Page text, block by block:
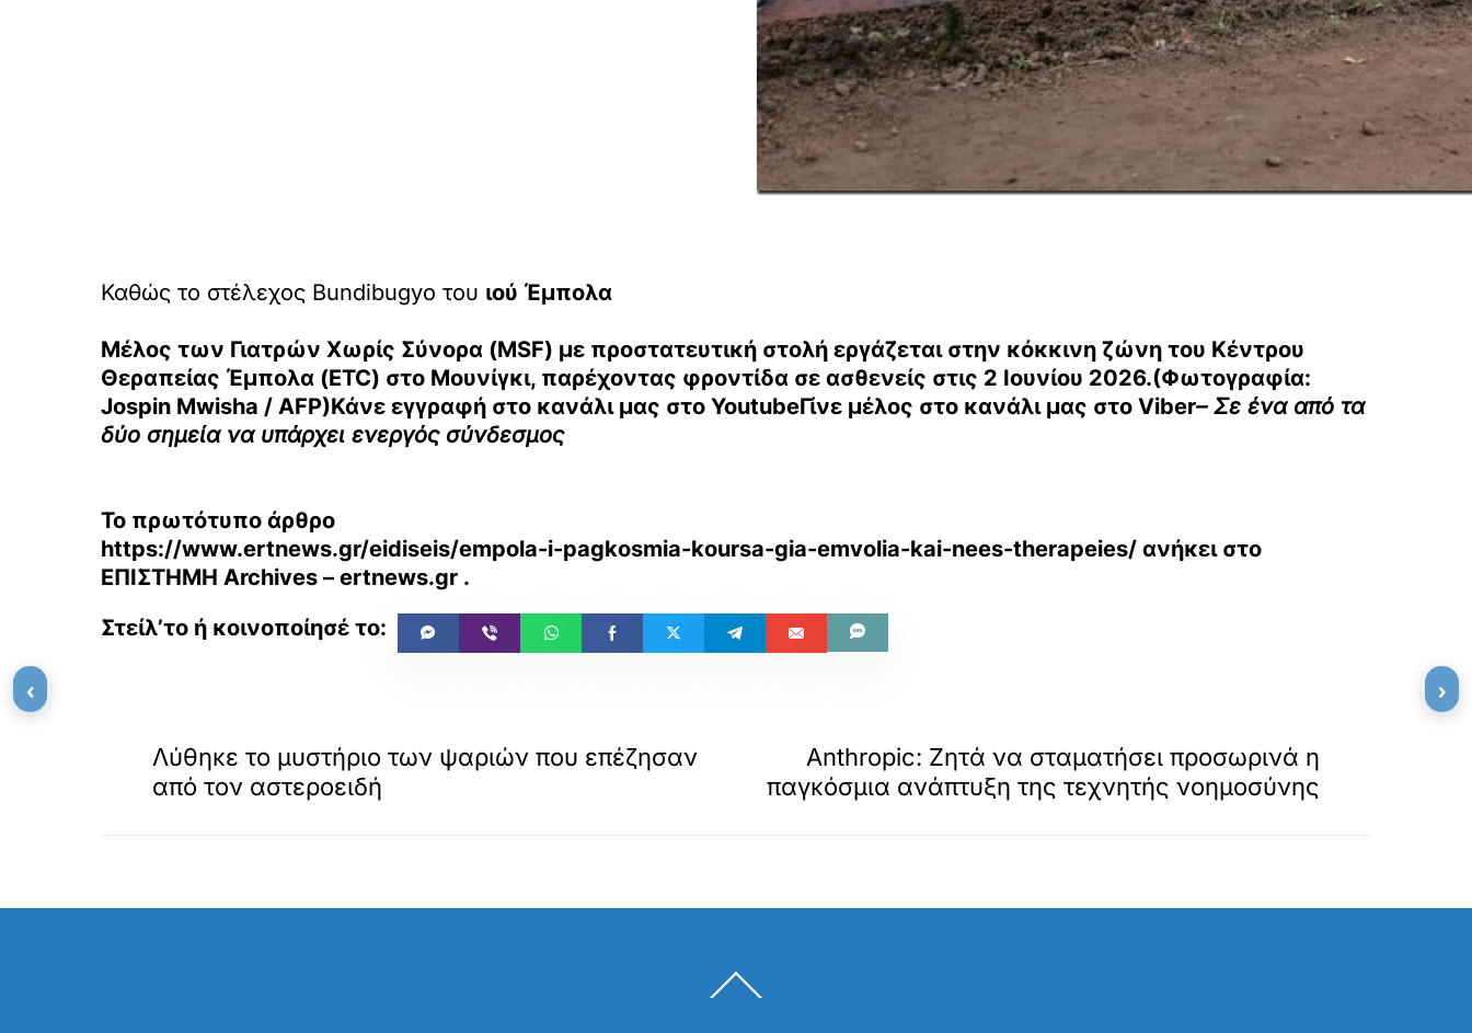
Καθώς το στέλεχος Bundibugyo του ιού Έμπολα
Μέλος των Γιατρών Χωρίς Σύνορα (MSF) με προστατευτική στολή εργάζεται στην κόκκινη ζώνη του Κέντρου
Θεραπείας Έμπολα (ETC) στο Μουνίγκι, παρέχοντας φροντίδα σε ασθενείς στις 2 Ιουνίου 2026.(Φωτογραφία:
Jospin Mwisha / AFP)Κάνε εγγραφή στο κανάλι μας στο YoutubeΓίνε μέλος στο κανάλι μας στο Viber– Σε ένα από τα
δύο σημεία να υπάρχει ενεργός σύνδεσμος
Το πρωτότυπο άρθρο
https://www.ertnews.gr/eidiseis/empola-i-pagkosmia-koursa-gia-emvolia-kai-nees-therapeies/ ανήκει στο
ΕΠΙΣΤΗΜΗ Archives – ertnews.gr .
Λύθηκε το μυστήριο των ψαριών που επέζησαν
από τον αστεροειδή
Anthropic: Ζητά να σταματήσει προσωρινά η
παγκόσμια ανάπτυξη της τεχνητής νοημοσύνης
To
‹ ›